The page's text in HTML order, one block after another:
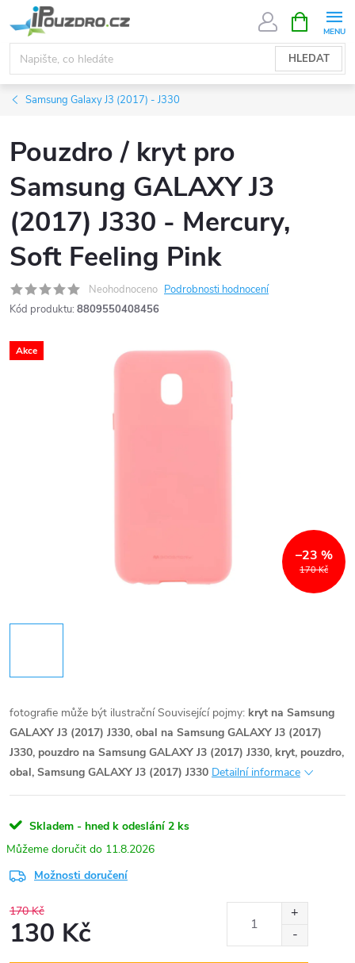
na
obsah
HLEDAT
NÁKUPNÍ
KOŠÍK
Samsung Galaxy J3 (2017) - J330
Pouzdro / kryt pro
Samsung GALAXY J3
(2017) J330 - Mercury,
Soft Feeling Pink
Neohodnoceno Podrobnosti hodnocení
Kód produktu: 8809550408456
Akce
170 Kč
–23 %
fotografie může být ilustrační Související pojmy: kryt na Samsung
GALAXY J3 (2017) J330, obal na Samsung GALAXY J3 (2017)
J330, pouzdro na Samsung GALAXY J3 (2017) J330, kryt, pouzdro,
obal, Samsung GALAXY J3 (2017) J330 Detailní informace
Skladem - hned k odeslání 2 ks
11.8.2026
Možnosti doručení
170 Kč
130 Kč